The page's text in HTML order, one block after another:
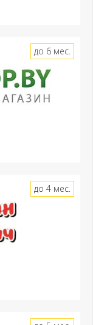
до 6 мес.
до 4 мес.